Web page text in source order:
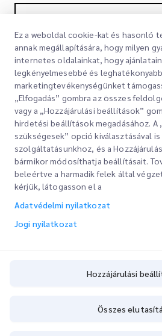
A feliratkozással elfogadja Adatvédelmi
nyilatkozat
Gyorslinkek
Irodahelyek
Ajánlatkérés
Vállalati
Rólunk
Szolgáltatásaink
Hozzájárulási
Ez a weboldal cookie-kat és hasonló
annak megállapítására, hogy milyen
internetes oldalainkat, hogy
legkényelmesebbé és
marketingtevékenységünket
„Elfogadás” gombra az összes
vagy a „Hozzájárulási beállítások”
hirdetési beállítások megadásához. A
szükségesek” opció kiválasztásával
szolgáltatásunkhoz, és a
bármikor módosíthatja beállításait.
beleértve a harmadik felek által
kérjük, látogasson el a
Adatvédelmi nyilatkozat
Jogi nyilatkozat
Hozzájárulási
Összes